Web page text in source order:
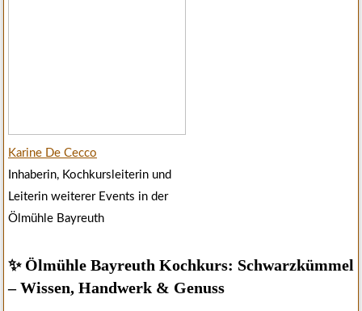
Karine De Cecco
Inhaberin, Kochkursleiterin und
Leiterin weiterer Events in der
Ölmühle Bayreuth
✨ Ölmühle Bayreuth Kochkurs: Schwarzkümmel
– Wissen, Handwerk & Genuss